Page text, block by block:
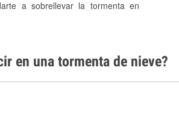
a sobrellevar la tormenta en
en una tormenta de nieve?